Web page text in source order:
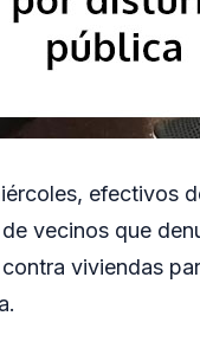
efectivos
vecinos que
viviendas